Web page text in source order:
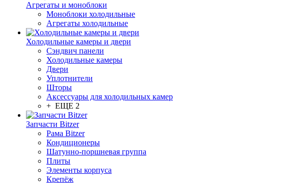
Агрегаты и моноблоки
Моноблоки холодильные
Агрегаты холодильные
Холодильные камеры и двери
Сэндвич панели
Холодильные камеры
Двери
Уплотнители
Шторы
Аксессуары для холодильных камер
+ ЕЩЕ 2
Запчасти Bitzer
Рама Bitzer
Кондиционеры
Шатунно-поршневая группа
Плиты
Элементы корпуса
Крепёж